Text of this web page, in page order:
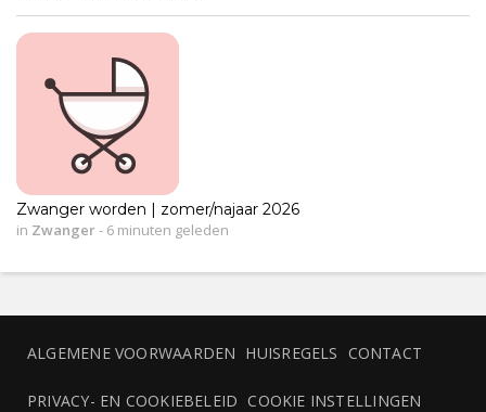
Zwanger worden | zomer/najaar 2026
in Zwanger- 6 minuten geleden
ALGEMENE VOORWAARDEN HUISREGELS CONTACT
PRIVACY- EN COOKIEBELEID COOKIE INSTELLINGEN